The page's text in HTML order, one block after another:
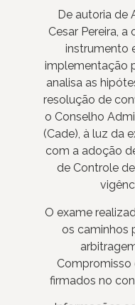
De autoria de
Cesar Pereira,
instrumento
implementação
analisa as
resolução de
o Conselho
(Cade), à luz da
com a adoção
de Controle
O exame
os caminhos
Compromisso
firmados no